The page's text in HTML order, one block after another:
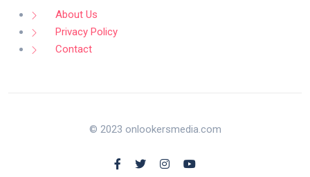
About Us
Privacy Policy
Contact
© 2023 onlookersmedia.com